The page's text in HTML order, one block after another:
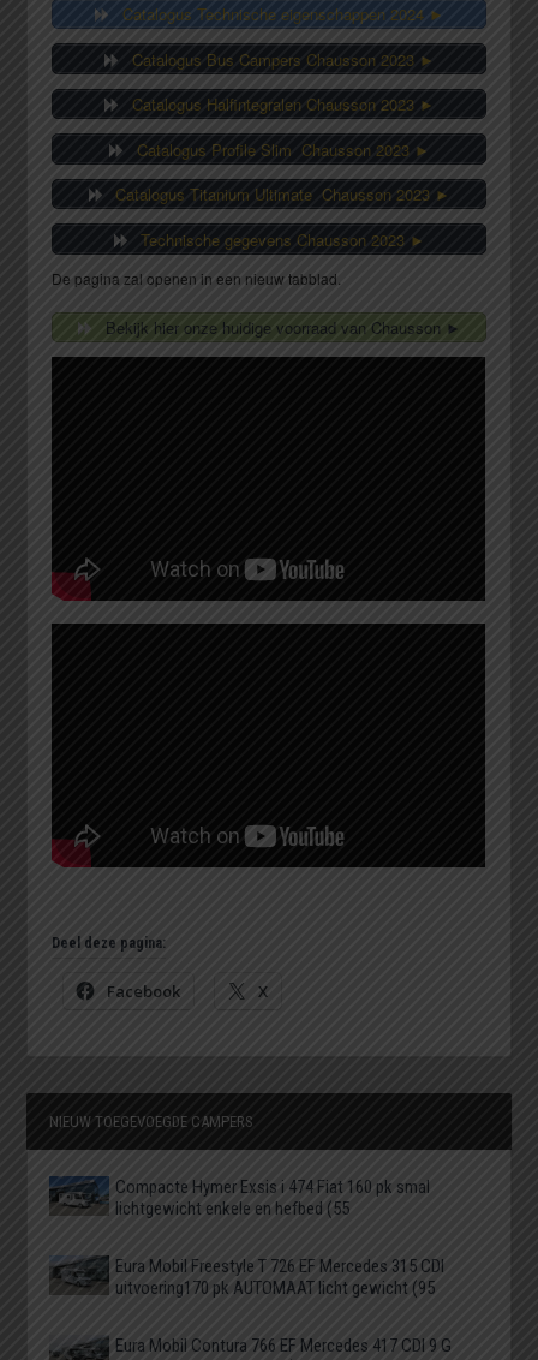
Catalogus Technische eigenschappen 2024 ►
Catalogus Bus Campers Chausson 2023 ►
Catalogus Halfintegralen Chausson 2023 ►
Catalogus Profile Slim Chausson 2023 ►
Catalogus Titanium Ultimate Chausson 2023 ►
Technische gegevens Chausson 2023 ►
De pagina zal openen in een nieuw tabblad.
Bekijk hier onze huidige voorraad van Chausson ►
Deel deze pagina:
Facebook X
NIEUW TOEGEVOEGDE CAMPERS
Compacte Hymer Exsis i 474 Fiat 160 pk smal
lichtgewicht enkele en hefbed (55
Eura Mobil Freestyle T 726 EF Mercedes 315 CDI
uitvoering170 pk AUTOMAAT licht gewicht (95
Eura Mobil Contura 766 EF Mercedes 417 CDI 9 G